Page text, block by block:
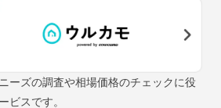
ーズの調査や相場価格のチェックに役
ビスです。